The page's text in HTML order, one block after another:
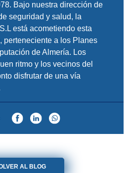
Bajo nuestra dirección de
seguridad y salud, la
está acometiendo esta
perteneciente a los Planes
de Almería. Los
ritmo y los vecinos del
disfrutar de una vía
AL BLOG